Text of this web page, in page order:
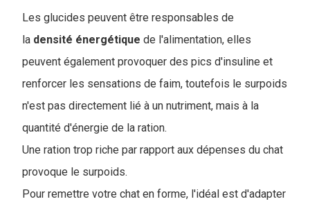
Les glucides peuvent être responsables de
la densité énergétique de l'alimentation, elles
peuvent également provoquer des pics d'insuline et
renforcer les sensations de faim, toutefois le surpoids
n'est pas directement lié à un nutriment, mais à la
quantité d'énergie de la ration.
Une ration trop riche par rapport aux dépenses du chat
provoque le surpoids.
Pour remettre votre chat en forme, l'idéal est d'adapter